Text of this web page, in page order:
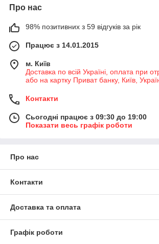
Про нас
98% позитивних з 59 відгуків за рік
Працює з 14.01.2015
м. Київ
Доставка по всій Україні, оплата при
або на картку Приват банку, Київ,
Контакти
Сьогодні працює з 09:30 до 19:00
Показати весь графік роботи
Про нас
Контакти
Доставка та оплата
Графік роботи